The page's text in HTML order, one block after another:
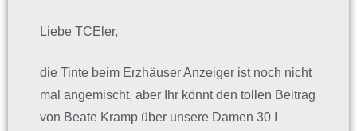
Liebe TCEler,
die Tinte beim Erzhäuser Anzeiger ist noch nicht
mal angemischt, aber Ihr könnt den tollen Beitrag
von Beate Kramp über unsere Damen 30 I